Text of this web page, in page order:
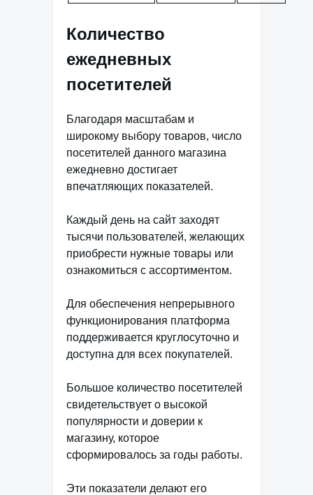
Количество
ежедневных
посетителей
Благодаря масштабам и
широкому выбору товаров, число
посетителей данного магазина
ежедневно достигает
впечатляющих показателей.
Каждый день на сайт заходят
тысячи пользователей, желающих
приобрести нужные товары или
ознакомиться с ассортиментом.
Для обеспечения непрерывного
функционирования платформа
поддерживается круглосуточно и
доступна для всех покупателей.
Большое количество посетителей
свидетельствует о высокой
популярности и доверии к
магазину, которое
сформировалось за годы работы.
Эти показатели делают его